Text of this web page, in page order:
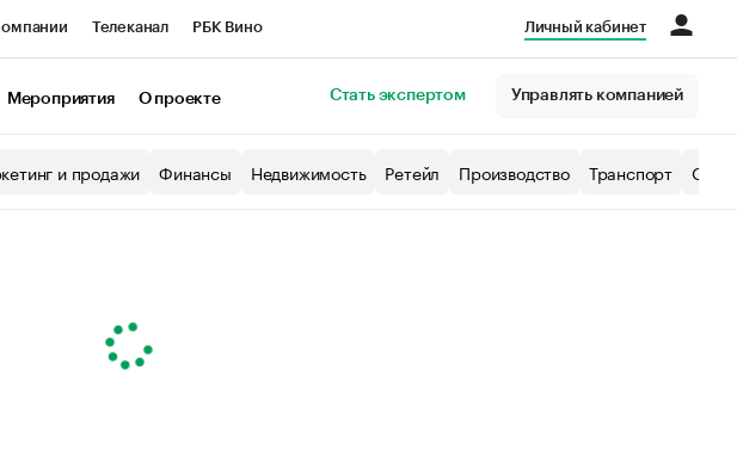
Телеканал РБК Вино
Бизнес
Личный кабинет
Мероприятия О проекте Стать экспертом Управлять компанией
и продажи Финансы Недвижимость Ретейл Производство Транспорт